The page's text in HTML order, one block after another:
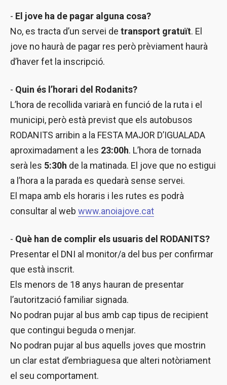
- El jove ha de pagar alguna cosa?
No, es tracta d’un servei de transport gratuït. El
jove no haurà de pagar res però prèviament haurà
d’haver fet la inscripció.
- Quin és l’horari del Rodanits?
L’hora de recollida variarà en funció de la ruta i el
municipi, però està previst que els autobusos
RODANITS arribin a la FESTA MAJOR D’IGUALADA
aproximadament a les 23:00h. L’hora de tornada
serà les 5:30h de la matinada. El jove que no estigui
a l’hora a la parada es quedarà sense servei.
El mapa amb els horaris i les rutes es podrà
consultar al web www.anoiajove.cat
- Què han de complir els usuaris del RODANITS?
Presentar el DNI al monitor/a del bus per confirmar
que està inscrit.
Els menors de 18 anys hauran de presentar
l’autorització familiar signada.
No podran pujar al bus amb cap tipus de recipient
que contingui beguda o menjar.
No podran pujar al bus aquells joves que mostrin
un clar estat d’embriaguesa que alteri notòriament
el seu comportament.